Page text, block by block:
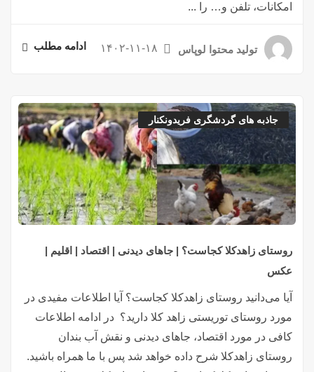
امکانات، تلفن و… را ...
تولید محتوا لوپاس ۱۴۰۲-۱۱-۱۸ ادامه مطلب
جاذبه های گردشگری فریدونکنار
روستای زاهدکلا کجاست؟ | جاهای دیدنی | اقتصاد | اقلیم |
عکس
آیا می‌دانید روستای زاهدکلا کجاست؟ آیا اطلاعات مفیدی در
مورد روستای توریستی زاهد کلا دارید؟ در ادامه اطلاعات
کافی در مورد اقتصاد، جاهای دیدنی و نقش آب بندان
روستای زاهدکلا شرح داده خواهد شد پس با ما همراه باشید.